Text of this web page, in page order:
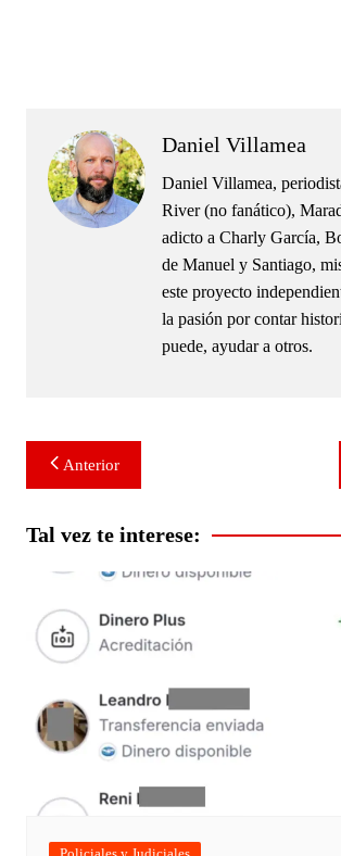
Daniel Villamea
Daniel Villamea,
River (no fanático),
adicto a Charly García,
de Manuel y Santiago,
este proyecto
la pasión por contar
puede, ayudar a otros.
Navegación
de
entradas
Anterior
Tal vez te interese: